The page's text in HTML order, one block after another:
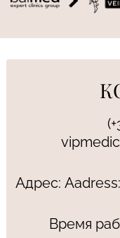
Адрес:
Время